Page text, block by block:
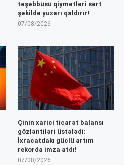
təşəbbüsü qiymətləri sərt
şəkildə yuxarı qaldırır!
07/08/2026
Çinin xarici ticarət balansı
gözləntiləri üstələdi:
İxracatdakı güclü artım
rekorda imza atdı!
07/08/2026